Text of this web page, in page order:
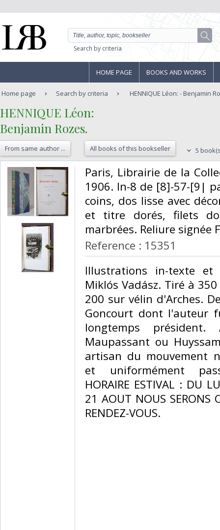
Search by criteria
HOME PAGE BOOKS AND WORKS
Home page Search by criteria HENNIQUE Léon: - Benjamin
‎HENNIQUE Léon:‎
‎Benjamin Rozes.‎
From same author ... All books of this bookseller 5
‎Paris, Librairie de la
1906. In-8 de [8]-57-[9|
coins, dos lisse avec
et titre dorés, filets
marbrées. Reliure signée
Reference : 15351
‎Illustrations in-texte
Miklós Vadász. Tiré à
200 sur vélin d'Arches.
Goncourt dont l'auteur
longtemps
Maupassant ou
artisan du mouvement
et uniformément
HORAIRE ESTIVAL : DU
21 AOUT NOUS SERONS
RENDEZ-VOUS.‎